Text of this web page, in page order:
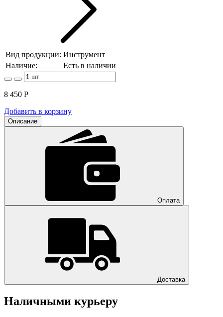
Вид продукции: Инструмент
Наличие:
Есть в наличии
8 450 Р
Добавить в корзину
Описание
Оплата
Доставка
Наличными курьеру